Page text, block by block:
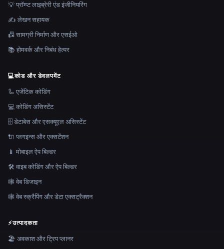
💡 प्रॉम्प्ट लाइब्रेरी एंड इंजीनियरिंग
✍️ लेखन सहायक
📠 सामग्री निर्माण और एसईओ
📚 होमवर्क और निबंध हेल्पर
💻कोड और डेवलपमेंट
🦾 एजेंटिक कोडिंग
💻 कोडिंग असिस्टेंट
🗄️ डेटाबेस और एसक्यूएल असिस्टेंट
🔌 प्लगइन्स और एक्सटेंशन
📱 मोबाइल ऐप बिल्डर
🛠️ वाइब कोडिंग और ऐप बिल्डर
🕸 वेब डिजाइन
🕸️ वेब स्क्रैपिंग और डेटा एक्सट्रैक्शन
⚡उत्पादकता
🏖 अवकाश और ट्रिप प्लानर